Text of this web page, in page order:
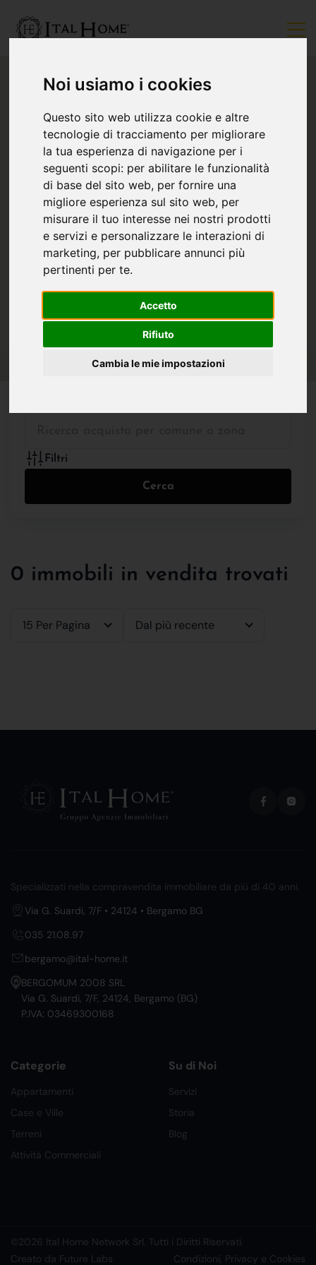
Noi usiamo i cookies
Questo sito web utilizza cookie e altre
tecnologie di tracciamento per migliorare
la tua esperienza di navigazione per i
seguenti scopi: per abilitare le funzionalità
di base del sito web, per fornire una
migliore esperienza sul sito web, per
misurare il tuo interesse nei nostri prodotti
e servizi e personalizzare le interazioni di
marketing, per pubblicare annunci più
pertinenti per te.
Accetto
Rifiuto
Cambia le mie impostazioni
Filtri
Cerca
0 immobili in vendita trovati
15 Per Pagina Dal più recente
Specializzati nella compravendita immobiliare da più di 40 anni.
Via G. Suardi, 7/F • 24124 • Bergamo BG
035 21.08.97
bergamo@ital-home.it
BERGOMUM 2008 SRL
Via G. Suardi, 7/F, 24124, Bergamo (BG)
P.IVA: 03469300168
Categorie
Appartamenti
Case e Ville
Terreni
Attività Commerciali
Su di Noi
Servizi
Storia
Blog
©2026 Ital Home Network Srl. Tutti i Diritti Riservati.
Creato da Future Labs
Condizioni, Privacy e Cookies